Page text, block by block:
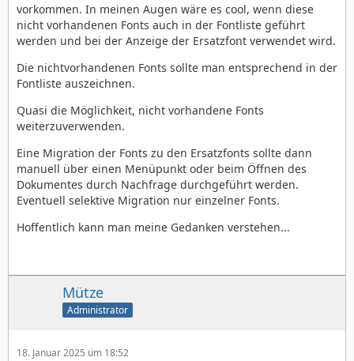
vorkommen. In meinen Augen wäre es cool, wenn diese
nicht vorhandenen Fonts auch in der Fontliste geführt
werden und bei der Anzeige der Ersatzfont verwendet wird.
Die nichtvorhandenen Fonts sollte man entsprechend in der
Fontliste auszeichnen.
Quasi die Möglichkeit, nicht vorhandene Fonts
weiterzuverwenden.
Eine Migration der Fonts zu den Ersatzfonts sollte dann
manuell über einen Menüpunkt oder beim Öffnen des
Dokumentes durch Nachfrage durchgeführt werden.
Eventuell selektive Migration nur einzelner Fonts.
Hoffentlich kann man meine Gedanken verstehen...
Mütze
Administrator
18. Januar 2025 um 18:52